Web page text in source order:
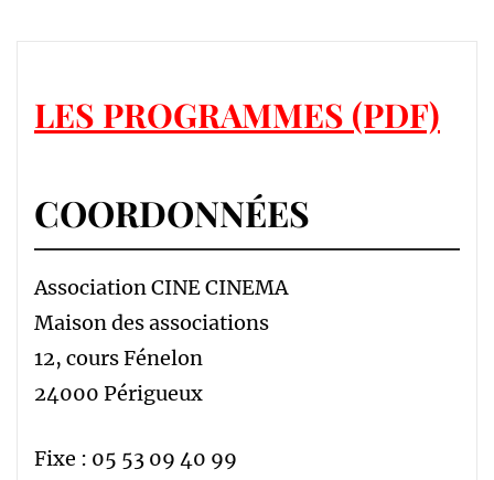
LES PROGRAMMES (PDF)
COORDONNÉES
Association CINE CINEMA
Maison des associations
12, cours Fénelon
24000 Périgueux
Fixe : 05 53 09 40 99